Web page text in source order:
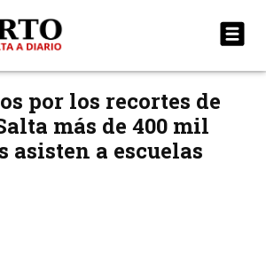
por los recortes de
más de 400 mil
asisten a escuelas